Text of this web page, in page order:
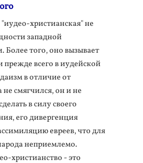
христианская" не
западной
Более того, оно вызывает
прежде всего в иудейской
в отличие от
не смягчился, он и не
в силу своего
его дивергенция
евреев, что для
неприемлемо.
христианство - это